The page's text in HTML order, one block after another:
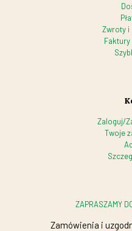
Zwroty i
Zaloguj/
Twoje
ZAPRASZAMY
Zamówienia i